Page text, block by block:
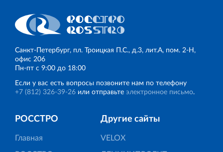
Санкт‐Петербург, пл. Троицкая П.С., д.3, лит.А, пом. 2-Н,
офис 206
Пн‐пт с 9:00 до 18:00
Если у вас есть вопросы позвоните нам по телефону
+7 (812) 326‐39‐26 или отправьте электронное письмо.
РОССТРО
Главная
Другие сайты
VELOX